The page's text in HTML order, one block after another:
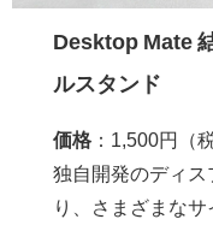
Desktop Mate
ルスタンド
価格 ：1,500円（
独自開発のディ
り、さまざまな